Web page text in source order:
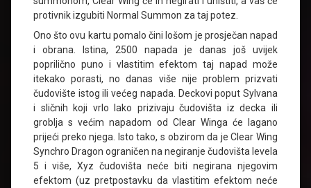
protivnik izgubiti Normal Summon za taj potez.
Ono što ovu kartu pomalo čini lošom je prosječan napad
i obrana. Istina, 2500 napada je danas još uvijek
poprilično puno i vlastitim efektom taj napad može
itekako porasti, no danas više nije problem prizvati
čudovište istog ili većeg napada. Deckovi poput Sylvana
i sličnih koji vrlo lako prizivaju čudovišta iz decka ili
groblja s većim napadom od Clear Winga će lagano
prijeći preko njega. Isto tako, s obzirom da je Clear Wing
Synchro Dragon ograničen na negiranje čudovišta levela
5 i više, Xyz čudovišta neće biti negirana njegovim
efektom (uz pretpostavku da vlastitim efektom neće